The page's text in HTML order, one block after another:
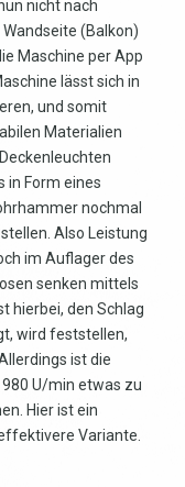
nicht nach
(Balkon)
Maschine per App
lässt sich in
und somit
Materialien
in Form eines
nochmal
Also Leistung
im Auflager des
senken mittels
hierbei, den Schlag
wird feststellen,
ist die
U/min etwas zu
Hier ist ein
Variante.